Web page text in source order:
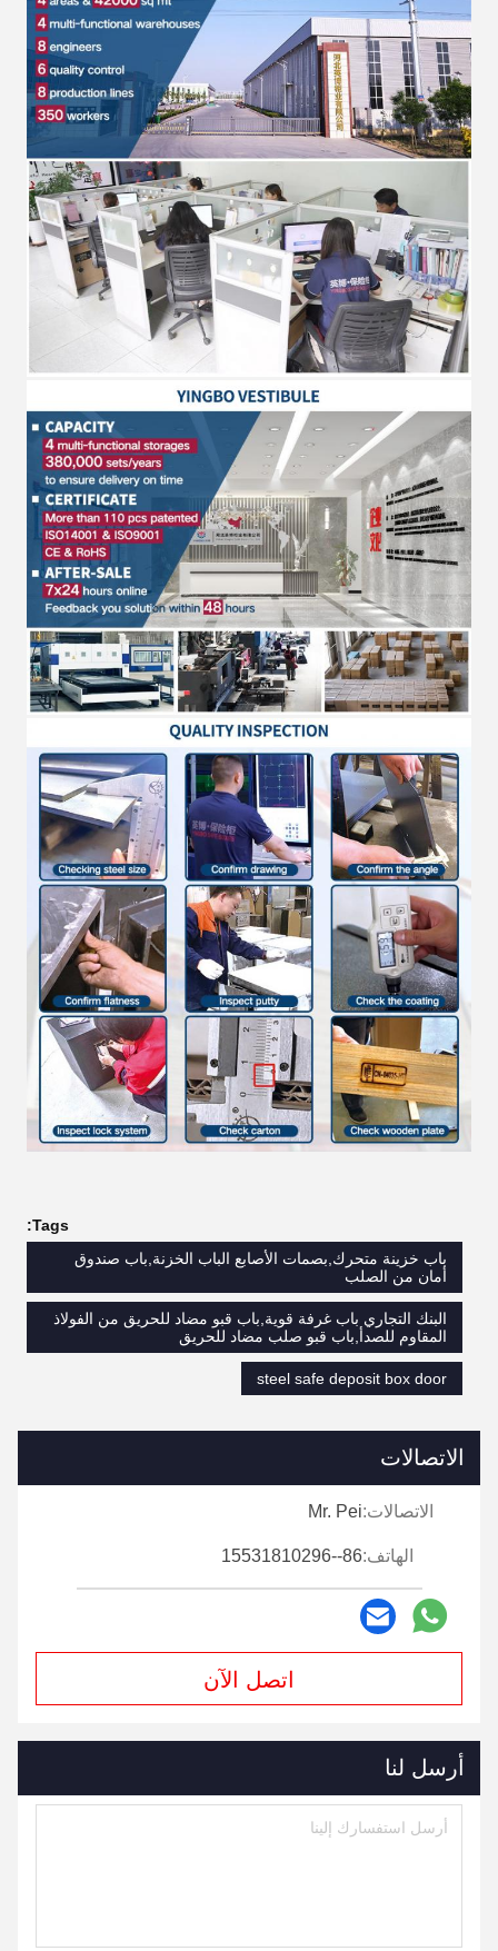
Tags:
باب خزينة متحرك,بصمات الأصابع الباب الخزنة,باب صندوق
أمان من الصلب
البنك التجاري باب غرفة قوية,باب قبو مضاد للحريق من الفولاذ
المقاوم للصدأ,باب قبو صلب مضاد للحريق
steel safe deposit box door
الاتصالات
الاتصالات:Mr. Pei
الهاتف:86--15531810296
اتصل الآن
أرسل لنا